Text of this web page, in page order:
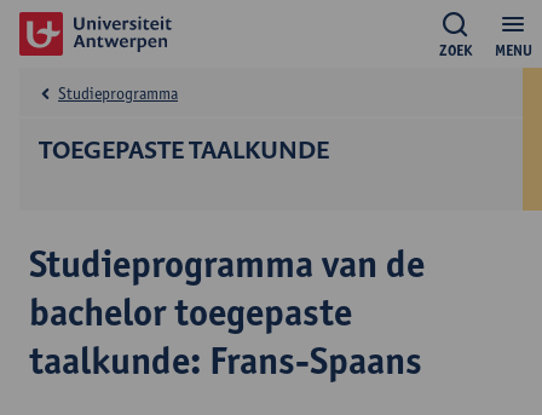
MENU
ZOEK
TOEGEPASTE TAALKUNDE
Studieprogramma
Studieprogramma van de
bachelor toegepaste
taalkunde: Frans-Spaans